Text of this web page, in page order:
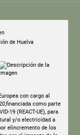
de Huelva
con cargo al
como parte
19 (REACT-UE), para
y/o electricidad a
elincremento de los